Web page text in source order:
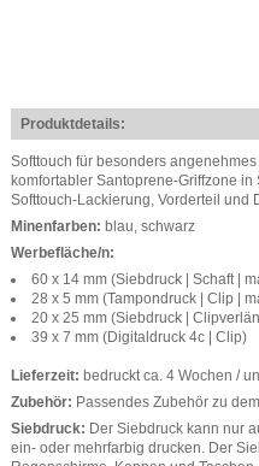
Produktdetails:
Softtouch für besonders
komfortabler Santoprene-Griffzone
Softtouch-Lackierung, Vorderteil und
Minenfarben: blau, schwarz
Werbefläche/n:
60 x 14 mm (Siebdruck | Schaft |
28 x 5 mm (Tampondruck | Clip |
20 x 25 mm (Siebdruck |
39 x 7 mm (Digitaldruck 4c | Clip)
Lieferzeit: bedruckt ca. 4 Wochen /
Zubehör: Passendes Zubehör zu
Siebdruck: Der Siebdruck kann nur
ein- oder mehrfarbig drucken. Der